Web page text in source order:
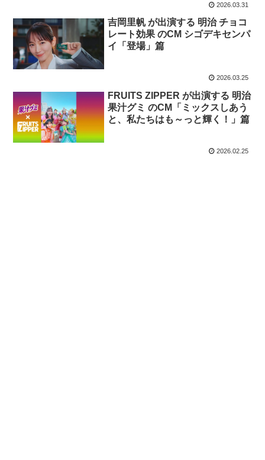
2026.03.31
吉岡里帆 が出演する 明治 チョコ
レート効果 のCM シゴデキセンパ
イ「登場」篇
2026.03.25
FRUITS ZIPPER が出演する 明治
果汁グミ のCM「ミックスしあう
と、私たちはも～っと輝く！」篇
2026.02.25